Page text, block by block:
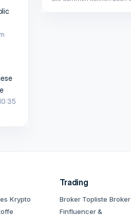
Krypto
Trading
Broker Topliste Broker
Finfluencer &